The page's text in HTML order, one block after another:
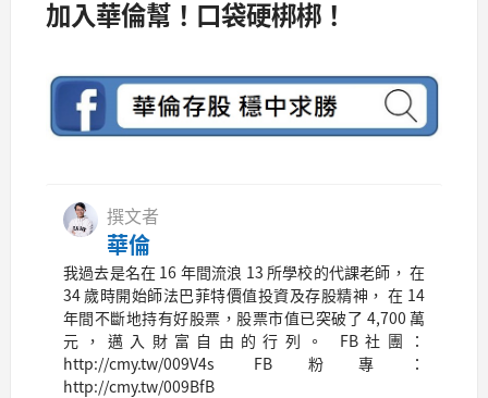
加入華倫幫！口袋硬梆梆！
撰文者
華倫
我過去是名在 16 年間流浪 13 所學校的代課老師， 在
34 歲時開始師法巴菲特價值投資及存股精神， 在 14
年間不斷地持有好股票，股票市值已突破了 4,700 萬
元，邁入財富自由的行列。 FB社團：
http://cmy.tw/009V4s FB粉專：
http://cmy.tw/009BfB